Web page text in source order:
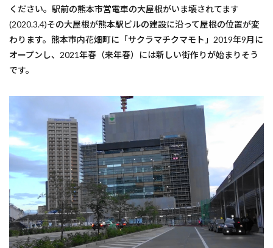
ください。駅前の熊本市営電車の大屋根がいま壊されてます
(2020.3.4)その大屋根が熊本駅ビルの建設に沿って屋根の位置が変
わります。熊本市内花畑町に「サクラマチクマモト」2019年9月に
オープンし、2021年春（来年春）には新しい街作りが始まりそう
です。